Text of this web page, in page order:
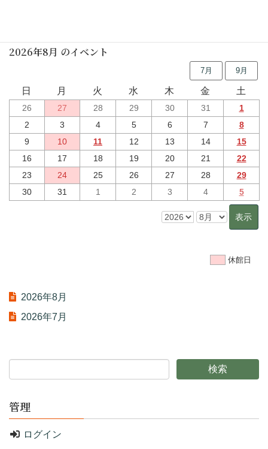
2026年8月 のイベント
7月 9月
日 月 火 水 木 金 土
26 27 28 29 30 31
1
2
3 4 5 6 7
8
9
10 11 12 13 14
15
16
17 18 19 20 21
22
23
24 25 26 27 28
29
30
31 1 2 3 4 5
休館日
2026年8月
2026年7月
管理
ログイン